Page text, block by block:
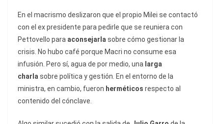
En el macrismo deslizaron que el propio Milei se contactó
con el ex presidente para pedirle que se reuniera con
Pettovello para aconsejarlasobre cómo gestionar la
crisis. No hubo café porque Macri no consume esa
infusión. Pero sí, agua de por medio, una larga
charlasobre política y gestión. En el entorno de la
ministra, en cambio, fueron herméticos respecto al
contenido del cónclave.